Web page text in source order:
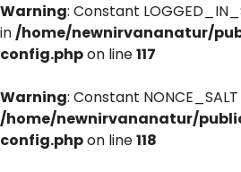
Warning: Constant
in/home/newnirvananatur/
config.phpon line117
Warning: Constant
/home/newnirvananatur/
config.phpon line118